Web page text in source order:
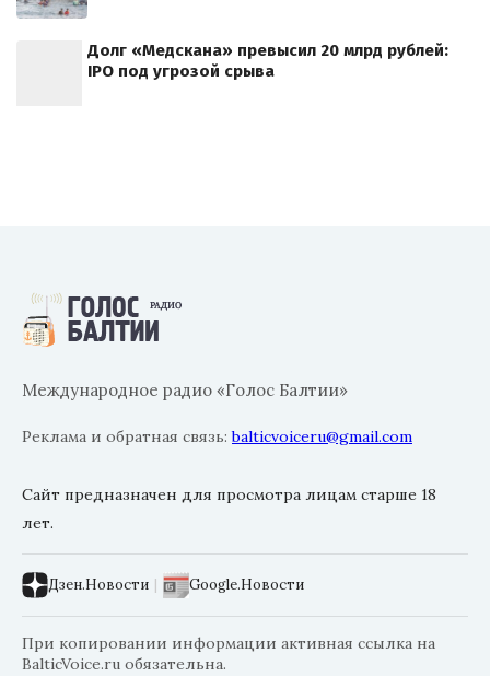
Долг «Медскана» превысил 20 млрд рублей:
IPO под угрозой срыва
Международное радио «Голос Балтии»
Реклама и обратная связь:balticvoiceru@gmail.com
Сайт предназначен для просмотра лицам старше 18
лет.
Дзен.Новости | Google.Новости
При копировании информации активная ссылка на
BalticVoice.ru обязательна.